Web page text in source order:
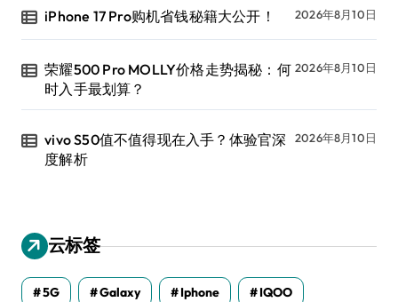
iPhone 17 Pro购机省钱秘籍大公开！ 2026年8月10日
荣耀500 Pro MOLLY价格走势揭秘：何
时入手最划算？
2026年8月10日
vivo S50值不值得现在入手？体验官深
度解析
2026年8月10日
云标签
5G Galaxy Iphone IQOO